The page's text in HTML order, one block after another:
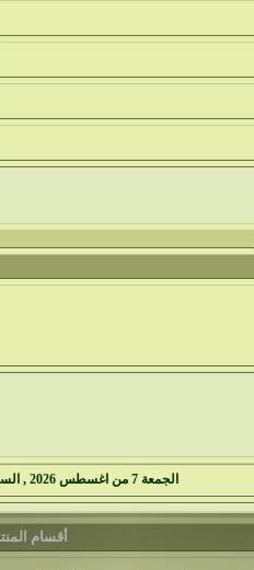
الجمعة 7 من اغسطس 2026 , الساعة الان 03:32:09 مساءً.
أقسام